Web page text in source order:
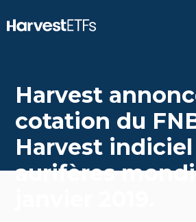
Harvest
cotation du
Harvest indiciel
aurifères